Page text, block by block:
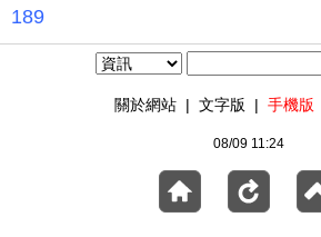
189
關於網站 | 文字版 | 手機版
08/09 11:24